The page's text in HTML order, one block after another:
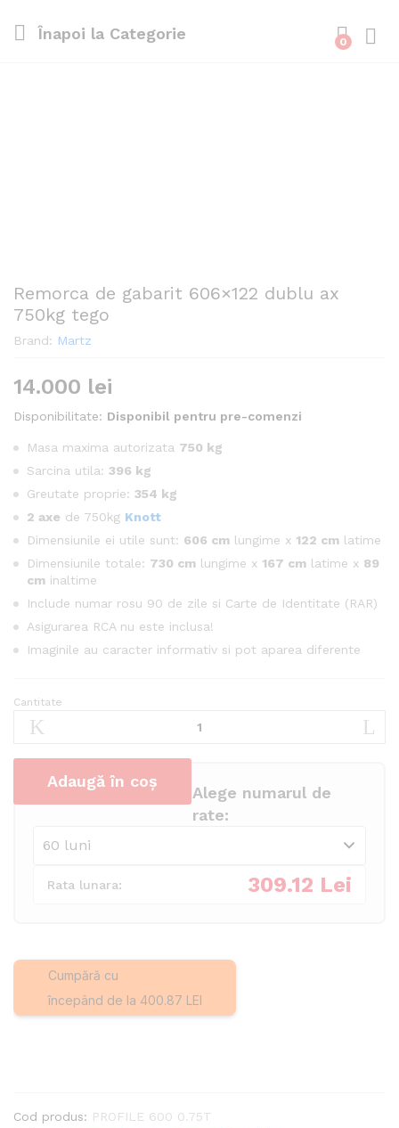
Înapoi la Categorie 0
Remorca de gabarit 606×122 dublu ax
750kg tego
Brand: Martz
14.000 lei
Disponibilitate: Disponibil pentru pre-comenzi
Masa maxima autorizata 750 kg
Sarcina utila: 396 kg
Greutate proprie: 354 kg
2 axe de 750kg Knott
Dimensiunile ei utile sunt: 606 cm lungime x 122 cm latime
Dimensiunile totale: 730 cm lungime x 167 cm latime x 89
cm inaltime
Include numar rosu 90 de zile si Carte de Identitate (RAR)
Asigurarea RCA nu este inclusa!
Imaginile au caracter informativ si pot aparea diferente
Remorca
606x122
ax
Cantitate
Adaugă în coș
Alege numarul de
rate:
Rata lunara: 309.12 Lei
Cumpără cu
începând de la 400.87 LEI
Cod produs: PROFILE 600 0.75T